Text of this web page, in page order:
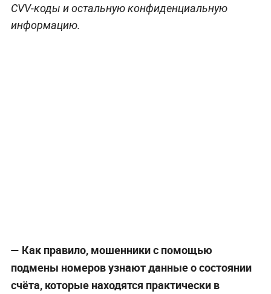
CVV-коды и остальную конфиденциальную
информацию.
— Как правило, мошенники с помощью
подмены номеров узнают данные о состоянии
счёта, которые находятся практически в